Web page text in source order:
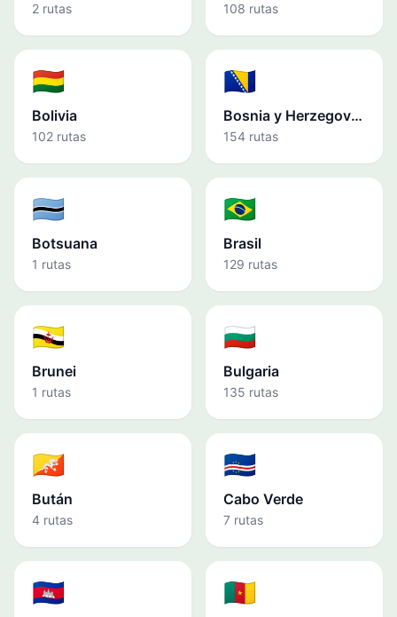
2 rutas 108 rutas
🇧🇴
Bolivia
102 rutas
🇧🇦
Bosnia y Herzegovina
154 rutas
🇧🇼
Botsuana
1 rutas
🇧🇷
Brasil
129 rutas
🇧🇳
Brunei
1 rutas
🇧🇬
Bulgaria
135 rutas
🇧🇹
Bután
4 rutas
🇨🇻
Cabo Verde
7 rutas
🇰🇭 🇨🇲